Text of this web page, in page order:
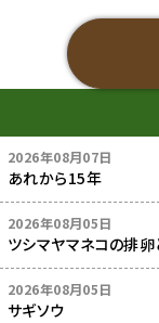
2026年08月07日
あれから15年
2026年08月05日
ツシマヤマネコの排
2026年08月05日
サギソウ